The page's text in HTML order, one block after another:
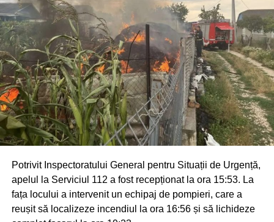
Potrivit Inspectoratului General pentru Situații de Urgență,
apelul la Serviciul 112 a fost recepționat la ora 15:53. La
fața locului a intervenit un echipaj de pompieri, care a
reușit să localizeze incendiul la ora 16:56 și să lichideze